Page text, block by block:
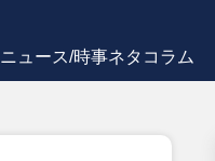
ニュース/時事ネタコラム